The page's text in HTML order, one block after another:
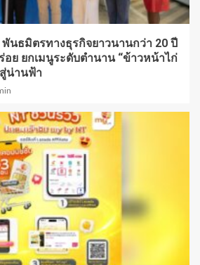
พันธมิตรทางธุรกิจยาวนานกว่า 20 ปี
อย ยกเมนูระดับตำนาน “ข้าวหน้าไก่
น่านฟ้า